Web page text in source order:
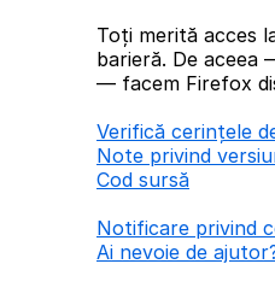
Toți merită acces
barieră. De aceea
— facem Firefox
Verifică cerințele
Note privind
Cod sursă
Notificare privind
Ai nevoie de